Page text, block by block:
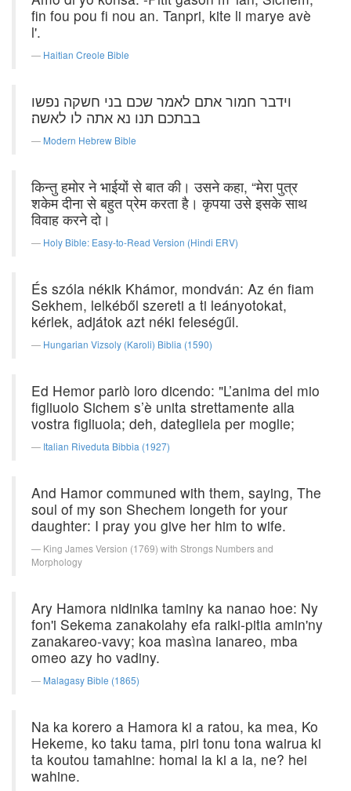
fin fou pou fi nou an. Tanpri, kite li marye avè
l'.
Haitian Creole Bible
וידבר חמור אתם לאמר שכם בני חשקה נפשו
בבתכם תנו נא אתה לו לאשה׃
Modern Hebrew Bible
किन्तु हमोर ने भाईयों से बात की। उसने कहा, “मेरा पुत्र
शकेम दीना से बहुत प्रेम करता है। कृपया उसे इसके साथ
विवाह करने दो।
Holy Bible: Easy-to-Read Version (Hindi ERV)
És szóla nékik Khámor, mondván: Az én fiam
Sekhem, lelkéből szereti a ti leányotokat,
kérlek, adjátok azt néki feleségűl.
Hungarian Vizsoly (Karoli) Biblia (1590)
Ed Hemor parlò loro dicendo: "L’anima del mio
figliuolo Sichem s’è unita strettamente alla
vostra figliuola; deh, dategliela per moglie;
Italian Riveduta Bibbia (1927)
And Hamor communed with them, saying, The
soul of my son Shechem longeth for your
daughter: I pray you give her him to wife.
King James Version (1769) with Strongs Numbers and
Morphology
Ary Hamora nidinika taminy ka nanao hoe: Ny
fon'i Sekema zanakolahy efa raiki-pitia amin'ny
zanakareo-vavy; koa masìna ianareo, mba
omeo azy ho vadiny.
Malagasy Bible (1865)
Na ka korero a Hamora ki a ratou, ka mea, Ko
Hekeme, ko taku tama, piri tonu tona wairua ki
ta koutou tamahine: homai ia ki a ia, ne? hei
wahine.